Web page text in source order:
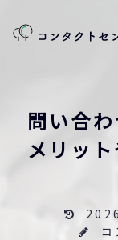
問い合
メリッ
コ